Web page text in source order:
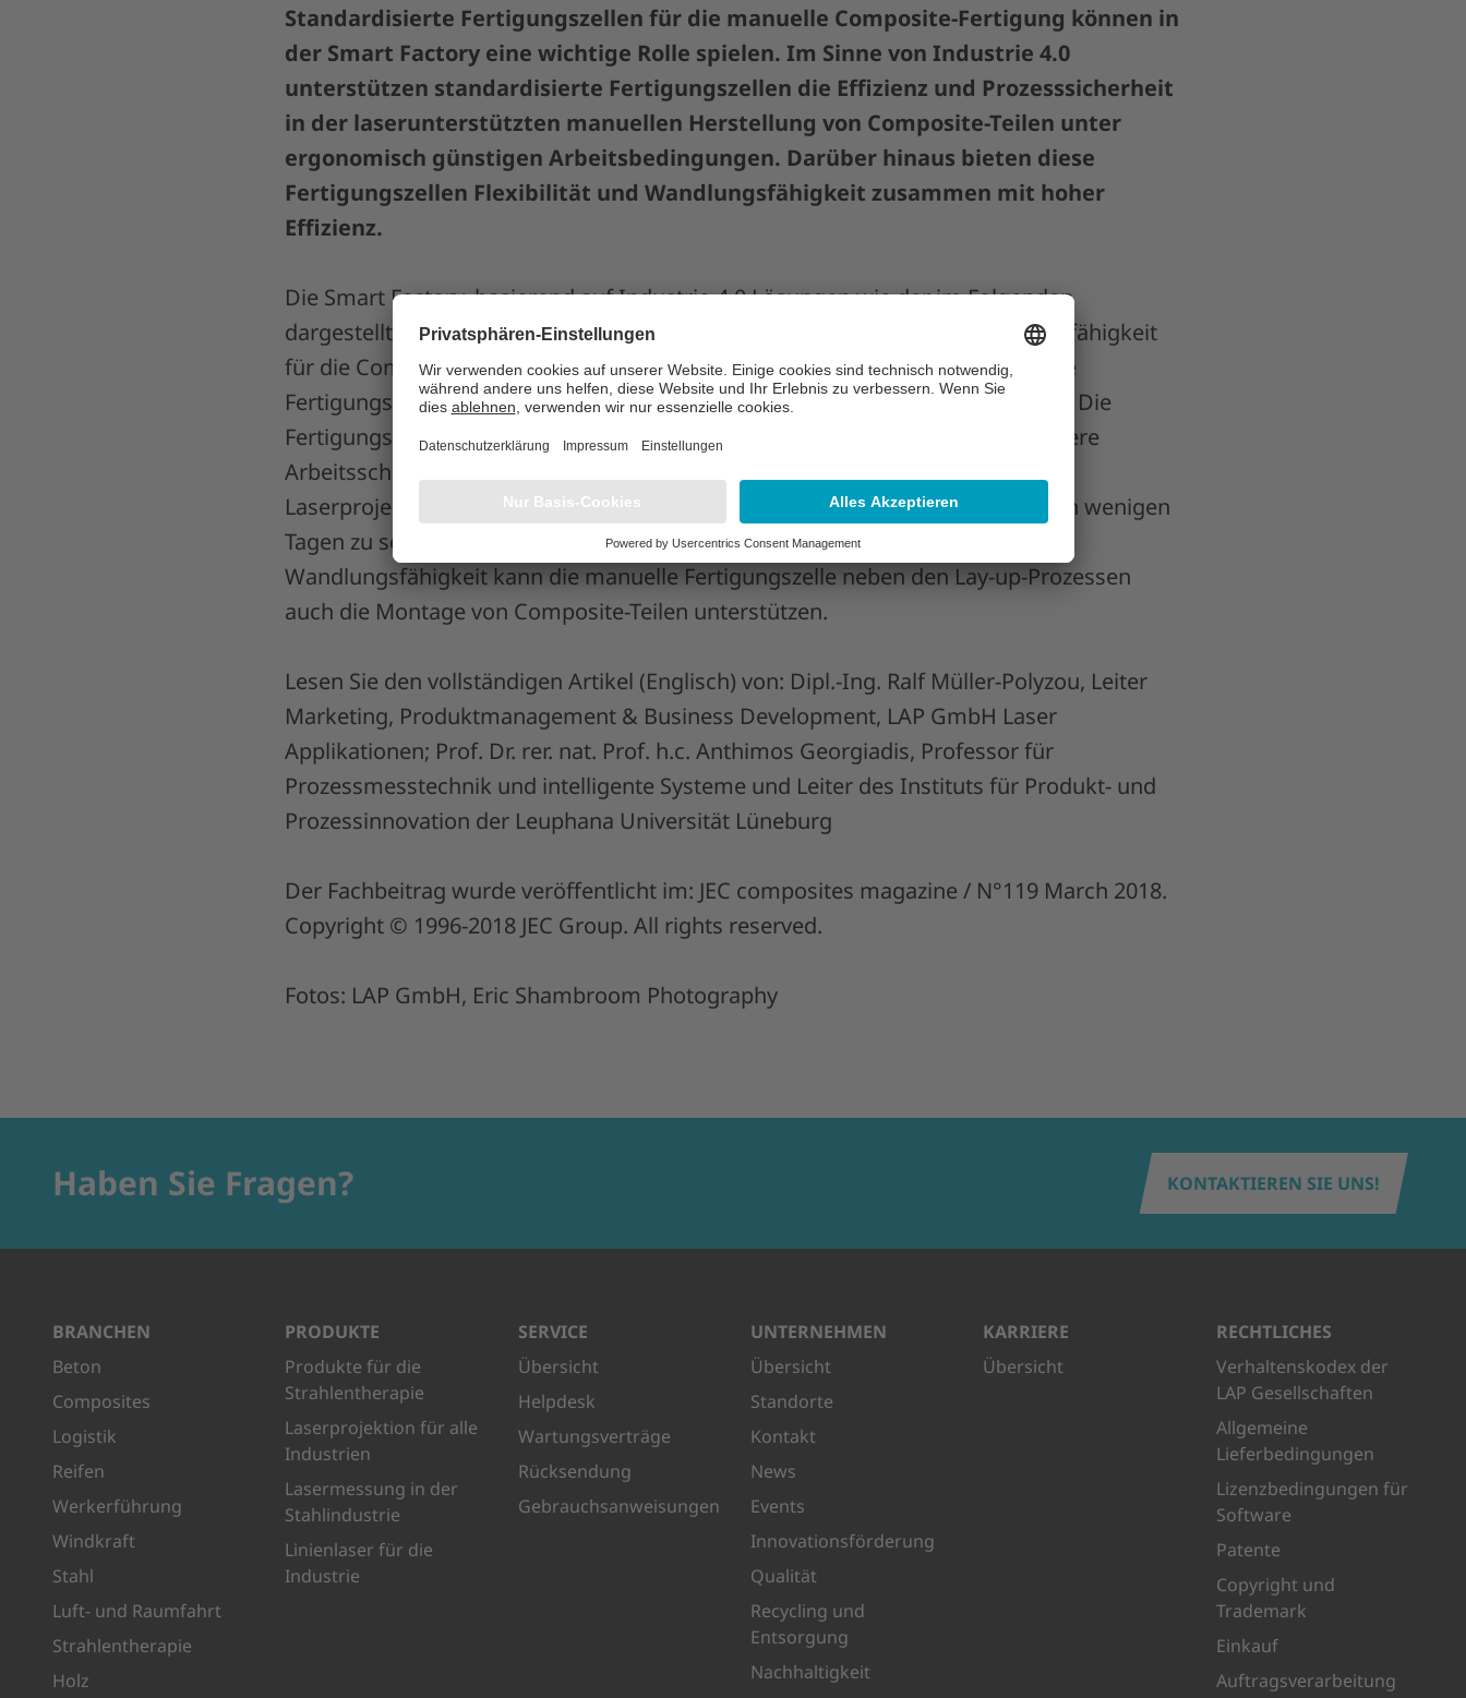
Standardisierte Fertigungszellen für die manuelle Composite-Fertigung können in
der Smart Factory eine wichtige Rolle spielen. Im Sinne von Industrie 4.0
unterstützen standardisierte Fertigungszellen die Effizienz und Prozesssicherheit
in der laserunterstützten manuellen Herstellung von Composite-Teilen unter
ergonomisch günstigen Arbeitsbedingungen. Darüber hinaus bieten diese
Fertigungszellen Flexibilität und Wandlungsfähigkeit zusammen mit hoher
Effizienz.
Die Smart Factory, basierend auf Industrie-4.0 Lösungen wie der im Folgenden
dargestellten Fertigungszelle, erfüllt die geforderte Flexibilität und Wandlungsfähigkeit
für die Composite-Fertigung der Zukunft. Grundlage dafür sind standardisierte
Fertigungszellen mit Projektionslasern und einem integrierten Kamerasystem. Die
Fertigungszellen unterstützen manuelle Tätigkeiten, wobei jede Zelle für mehrere
Arbeitsschritte und Fertigungsmittel genutzt werden kann. Bestehende
Laserprojektionssysteme können mit überschaubarem Aufwand innerhalb von wenigen
Tagen zu solchen Fertigungszellen umgerüstet werden. Im Rahmen der
Wandlungsfähigkeit kann die manuelle Fertigungszelle neben den Lay-up-Prozessen
auch die Montage von Composite-Teilen unterstützen.
Lesen Sie den vollständigen Artikel (Englisch) von: Dipl.-Ing. Ralf Müller-Polyzou, Leiter
Marketing, Produktmanagement & Business Development, LAP GmbH Laser
Applikationen; Prof. Dr. rer. nat. Prof. h.c. Anthimos Georgiadis, Professor für
Prozessmesstechnik und intelligente Systeme und Leiter des Instituts für Produkt- und
Prozessinnovation der Leuphana Universität Lüneburg
Der Fachbeitrag wurde veröffentlicht im: JEC composites magazine / N°119 March 2018.
Copyright © 1996-2018 JEC Group. All rights reserved.
Fotos: LAP GmbH, Eric Shambroom Photography
Haben Sie Fragen? KONTAKTIEREN SIE UNS!
BRANCHEN
Beton
Composites
Logistik
Reifen
Werkerführung
Windkraft
Stahl
Luft- und Raumfahrt
Strahlentherapie
Holz
PRODUKTE
Produkte für die
Strahlentherapie
Laserprojektion für alle
Industrien
Lasermessung in der
Stahlindustrie
Linienlaser für die
Industrie
SERVICE
Übersicht
Helpdesk
Wartungsverträge
Rücksendung
Gebrauchsanweisungen
UNTERNEHMEN
Übersicht
Standorte
Kontakt
News
Events
Innovationsförderung
Qualität
Recycling und
Entsorgung
Nachhaltigkeit
KARRIERE
Übersicht
RECHTLICHES
Verhaltenskodex der
LAP Gesellschaften
Allgemeine
Lieferbedingungen
Lizenzbedingungen für
Software
Patente
Copyright und
Trademark
Einkauf
Auftragsverarbeitung